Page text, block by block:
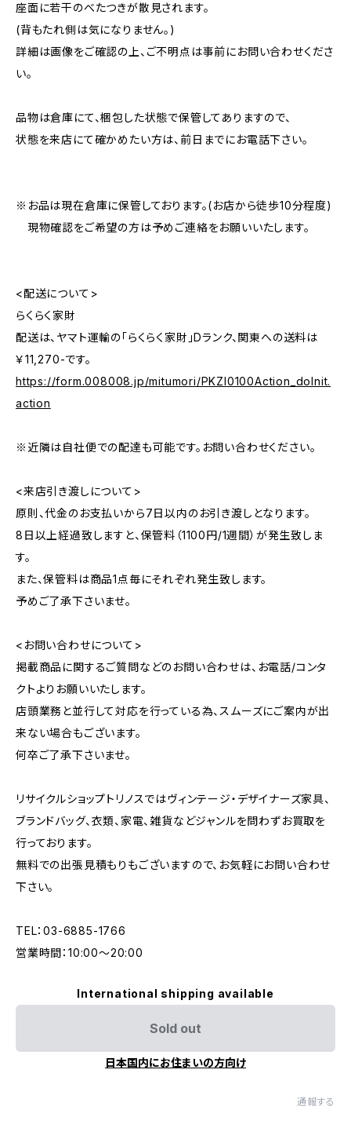
座面に若干のべたつきが散見されます。
(背もたれ側は気になりません。)
詳細は画像をご確認の上、ご不明点は事前にお問い合わせくださ
い。
品物は倉庫にて、梱包した状態で保管してありますので、
状態を来店にて確かめたい方は、前日までにお電話下さい。
※お品は現在倉庫に保管しております。(お店から徒歩10分程度)
現物確認をご希望の方は予めご連絡をお願いいたします。
<配送について>
らくらく家財
配送は、ヤマト運輸の「らくらく家財」Dランク、関東への送料は
￥11,270-です。
https://form.008008.jp/mitumori/PKZI0100Action_doInit.
action
※近隣は自社便での配達も可能です。お問い合わせください。
<来店引き渡しについて>
原則、代金のお支払いから7日以内のお引き渡しとなります。
8日以上経過致しますと、保管料（1100円/1週間）が発生致しま
す。
また、保管料は商品1点毎にそれぞれ発生致します。
予めご了承下さいませ。
<お問い合わせについて>
掲載商品に関するご質問などのお問い合わせは、お電話/コンタ
クトよりお願いいたします。
店頭業務と並行して対応を行っている為、スムーズにご案内が出
来ない場合もございます。
何卒ご了承下さいませ。
リサイクルショップトリノスではヴィンテージ・デザイナーズ家具、
ブランドバッグ、衣類、家電、雑貨などジャンルを問わずお買取を
行っております。
無料での出張見積もりもございますので、お気軽にお問い合わせ
下さい。
TEL：03-6885-1766
営業時間：10:00〜20:00
International shipping available
Sold out
日本国内にお住まいの方向け
通報する